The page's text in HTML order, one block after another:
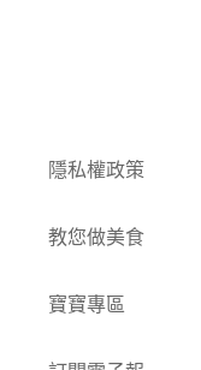
隱私權政策
教您做美食
寶寶專區